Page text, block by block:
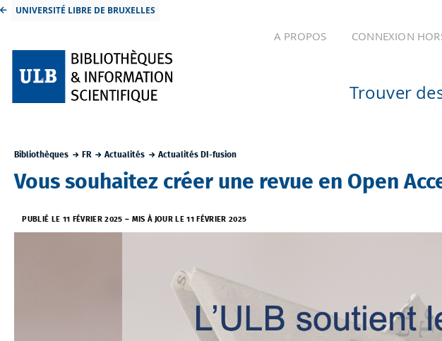
UNIVERSITÉ LIBRE DE BRUXELLES
A PROPOS CONNEXION
Trouver
Bibliothèques FR Actualités Actualités DI-fusion
Vous souhaitez créer une revue en Open
PUBLIÉ LE 11 FÉVRIER 2025 – MIS À JOUR LE 11 FÉVRIER 2025